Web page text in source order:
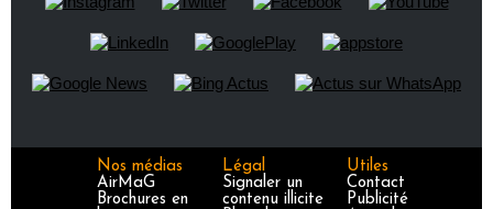
Nos médias
AirMaG
Brochures en
Légal
Signaler un
contenu illicite
Utiles
Contact
Publicité